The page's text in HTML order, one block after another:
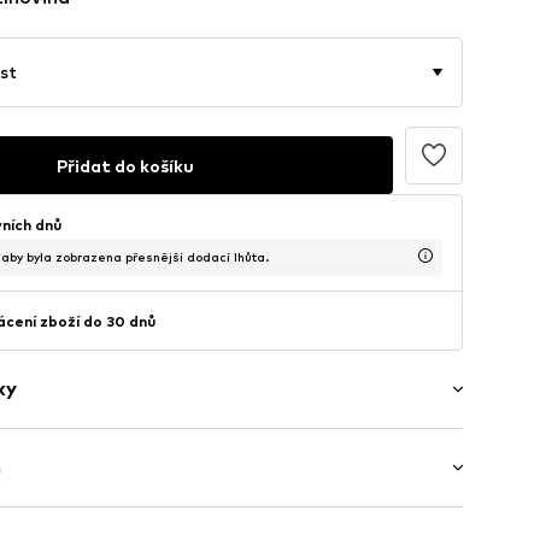
Přidat do košíku
dnů
byla zobrazena přesnější dodací lhůta.
zboží do 30 dnů